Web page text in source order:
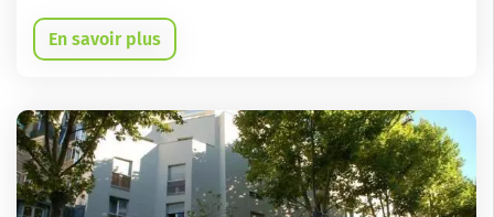
En savoir plus